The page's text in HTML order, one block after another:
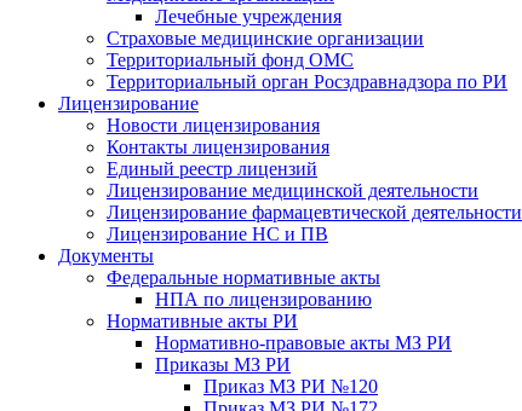
Лечебные учреждения
Страховые медицинские организации
Территориальный фонд ОМС
Территориальный орган Росздравнадзора по РИ
Лицензирование
Новости лицензирования
Контакты лицензирования
Единый реестр лицензий
Лицензирование медицинской деятельности
Лицензирование фармацевтической деятельности
Лицензирование НС и ПВ
Документы
Федеральные нормативные акты
НПА по лицензированию
Нормативные акты РИ
Нормативно-правовые акты МЗ РИ
Приказы МЗ РИ
Приказ МЗ РИ №120